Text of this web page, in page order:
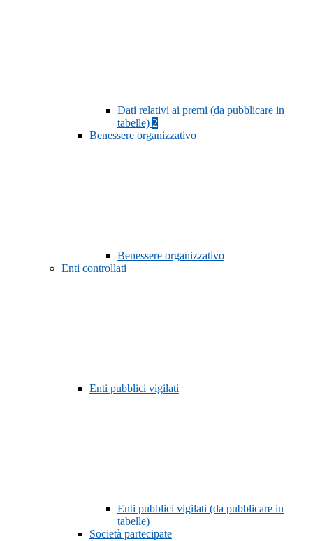
Dati relativi ai premi (da pubblicare in
tabelle) 2
Benessere organizzativo
Benessere organizzativo
Enti controllati
Enti pubblici vigilati
Enti pubblici vigilati (da pubblicare in
tabelle)
Società partecipate